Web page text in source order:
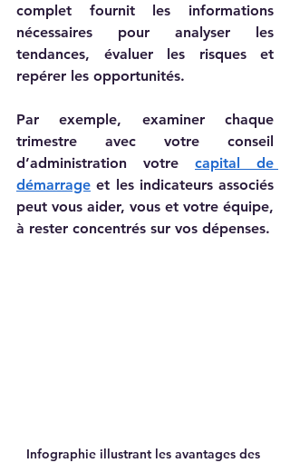
complet fournit les informations
nécessaires pour analyser les
tendances, évaluer les risques et
repérer les opportunités.
Par exemple, examiner chaque
trimestre avec votre conseil
d’administration votre capital de
démarrage et les indicateurs associés
peut vous aider, vous et votre équipe,
à rester concentrés sur vos dépenses.
Infographie illustrant les avantages des